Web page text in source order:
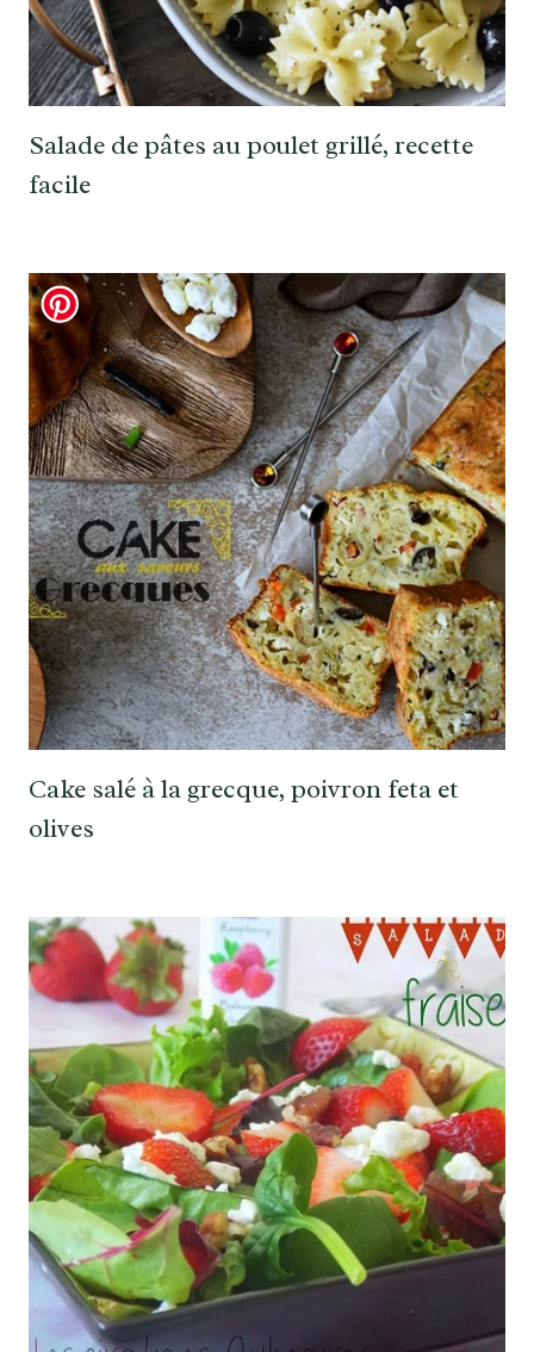
Salade de pâtes au poulet grillé, recette
facile
Cake salé à la grecque, poivron feta et
olives